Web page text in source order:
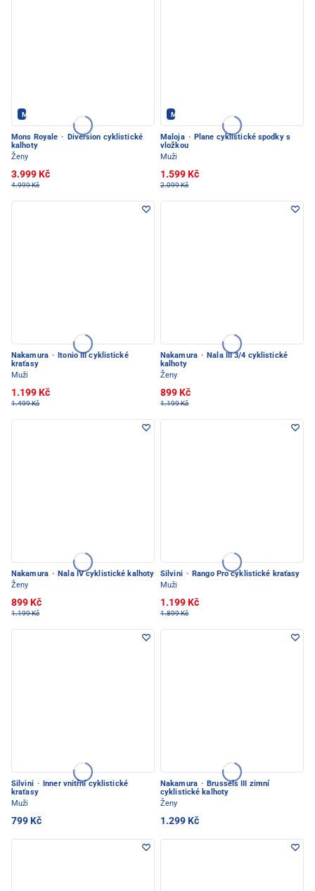
Mons Royale - PEC POD SNĚŽKOU
Mons Royale ·
Diversion cyklistické
kalhoty
Ženy
3.999 Kč
4.999 Kč
Maloja - PEC POD SNĚŽKOU
Maloja · Plane cyklistické spodky s
vložkou
Muži
1.599 Kč
2.099 Kč
Nakamura ·
Itonio III cyklistické
kraťasy
Muži
1.199 Kč
1.499 Kč
Nakamura · Nala III 3/4 cyklistické
kalhoty
Ženy
899 Kč
1.199 Kč
Nakamura · Nala IV cyklistické kalhoty
Ženy
899 Kč
1.199 Kč
Silvini · Rango Pro cyklistické kraťasy
Muži
1.199 Kč
1.899 Kč
Silvini ·
Inner vnitřní cyklistické
kraťasy
Muži
799 Kč
Nakamura · Brussels III zimní
cyklistické kalhoty
Ženy
1.299 Kč